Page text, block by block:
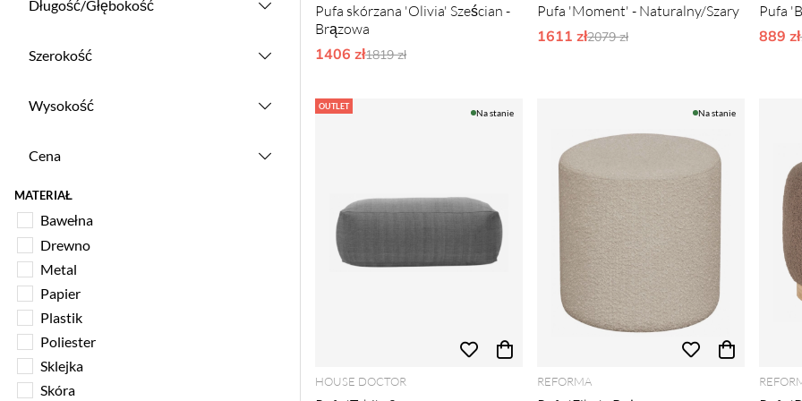
Długość/Głębokość
Szerokość
Wysokość
Cena
MATERIAŁ
Bawełna
Drewno
Metal
Papier
Plastik
Poliester
Sklejka
Skóra
Pufa skórzana 'Olivia' Sześcian -
Brązowa
1406 złOrdynarne ceny:
1819 zł
Pufa 'Moment' - Naturalny/Szary
1611 złOrdynarne ceny:
2079 zł
Pufa
889 zł
OUTLET
Na stanie
HOUSE DOCTOR
Na stanie
REFORMA